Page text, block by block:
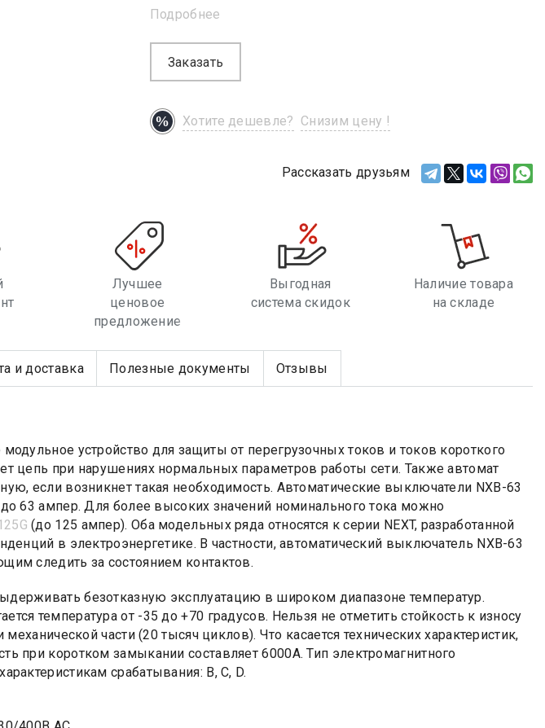
Подробнее
Заказать
Хотите дешевле? Снизим цену !
Рассказать друзьям
Лучшее
ценовое
предложение
Выгодная
система скидок
Наличие товара
на складе
и доставка Полезные документы Отзывы
устройство для защиты от перегрузочных токов и токов короткого
цепь при нарушениях нормальных параметров работы сети. Также автомат
если возникнет такая необходимость. Автоматические выключатели NXB-63
63 ампер. Для более высоких значений номинального тока можно
(до 125 ампер). Оба модельных ряда относятся к серии NEXT, разработанной
в электроэнергетике. В частности, автоматический выключатель NXB-63
следить за состоянием контактов.
безотказную эксплуатацию в широком диапазоне температур.
температура от -35 до +70 градусов. Нельзя не отметить стойкость к износу
части (20 тысяч циклов). Что касается технических характеристик,
при коротком замыкании составляет 6000А. Тип электромагнитного
срабатывания: B, C, D.